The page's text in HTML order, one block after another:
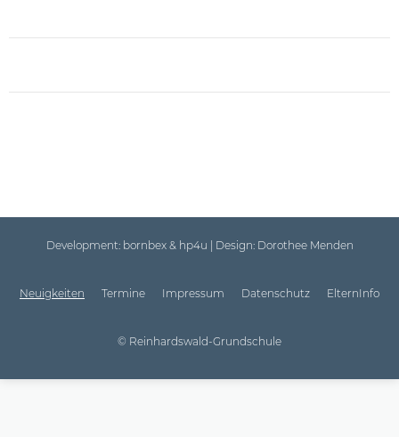
Development: bornbex & hp4u | Design: Dorothee Menden
Neuigkeiten Termine Impressum Datenschutz ElternInfo
© Reinhardswald-Grundschule